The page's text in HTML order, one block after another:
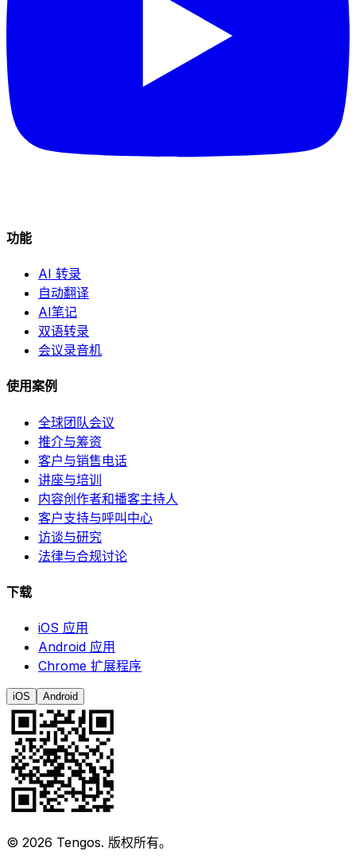
功能
AI 转录
自动翻译
AI笔记
双语转录
会议录音机
使用案例
全球团队会议
推介与筹资
客户与销售电话
讲座与培训
内容创作者和播客主持人
客户支持与呼叫中心
访谈与研究
法律与合规讨论
下载
iOS 应用
Android 应用
Chrome 扩展程序
iOS Android
© 2026 Tengos. 版权所有。